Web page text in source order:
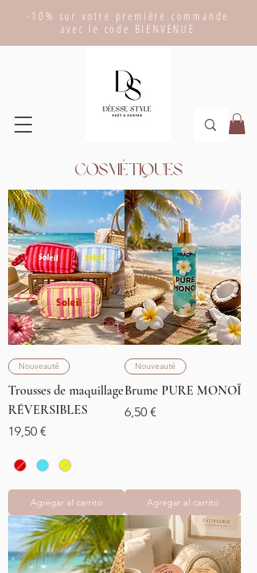
-10% sur votre première commande
avec le code BIENVENUE
Nouveauté
Trousses de maquillage
RÉVERSIBLES
Precio
19,50 €
Agregar al carrito
Nouveauté
Brume PURE MONOÏ
Precio
6,50 €
Agregar al carrito
Cosmétiques